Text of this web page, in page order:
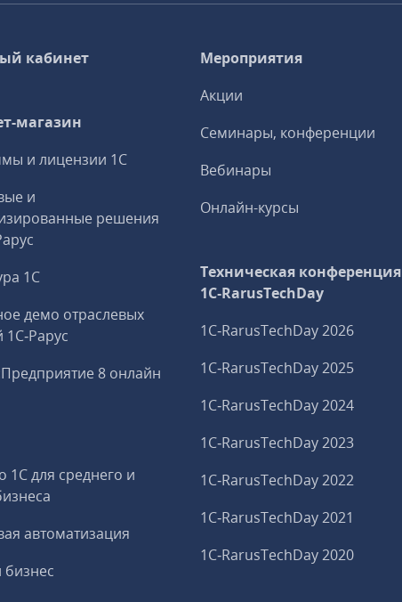
кабинет
магазин
и лицензии 1С
и
решения
1С
демо отраслевых
8 онлайн
1С для среднего и
автоматизация
Мероприятия
Акции
Семинары, конференции
Вебинары
Онлайн-курсы
Техническая конференция
1C‑RarusTechDay
1C‑RarusTechDay 2026
1C‑RarusTechDay 2025
1C‑RarusTechDay 2024
1C‑RarusTechDay 2023
1C‑RarusTechDay 2022
1C‑RarusTechDay 2021
1C‑RarusTechDay 2020